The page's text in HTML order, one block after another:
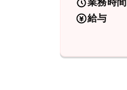
業務時間
給与